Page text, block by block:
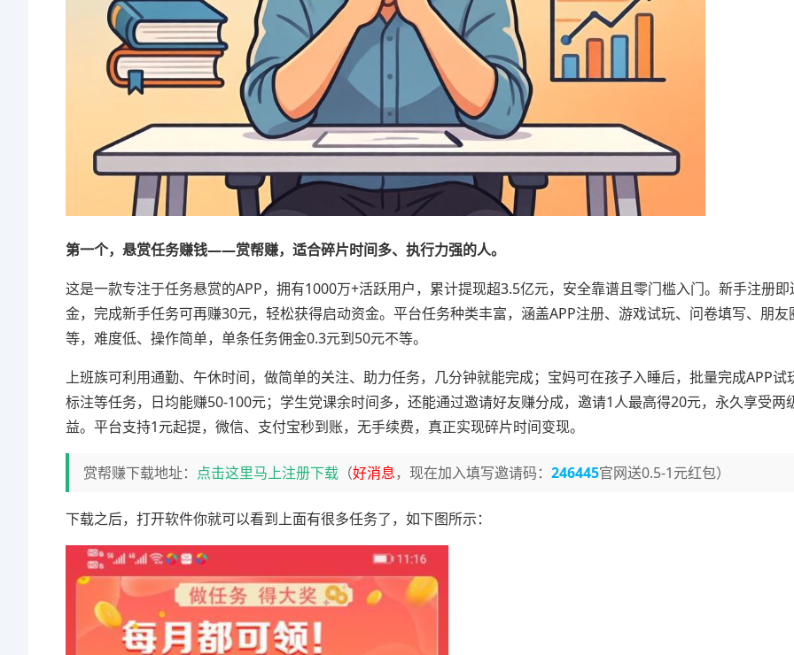
第一个，悬赏任务赚钱——赏帮赚，适合碎片时间多、执行力强的人。
这是一款专注于任务悬赏的APP，拥有1000万+活跃用户，累计提现超3.5亿元，安全靠谱且零门槛入门。新手注册
金，完成新手任务可再赚30元，轻松获得启动资金。平台任务种类丰富，涵盖APP注册、游戏试玩、问卷填写、朋友
等，难度低、操作简单，单条任务佣金0.3元到50元不等。
上班族可利用通勤、午休时间，做简单的关注、助力任务，几分钟就能完成；宝妈可在孩子入睡后，批量完成APP试
标注等任务，日均能赚50-100元；学生党课余时间多，还能通过邀请好友赚分成，邀请1人最高得20元，永久享受两
益。平台支持1元起提，微信、支付宝秒到账，无手续费，真正实现碎片时间变现。
赏帮赚下载地址： 点击这里马上注册下载 （好消息，现在加入填写邀请码： 246445官网送0.5-1元红包）
下载之后，打开软件你就可以看到上面有很多任务了，如下图所示：